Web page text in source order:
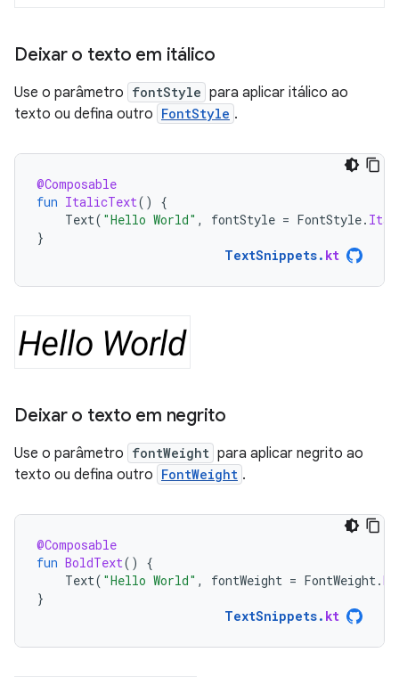
Deixar o texto em itálico
Use o parâmetro fontStyle para aplicar itálico ao
texto ou defina outro FontStyle .
@Composable
fun ItalicText()
{
Text( "Hello World" , fontStyle = FontStyle.
}
TextSnippets. kt
Deixar o texto em negrito
Use o parâmetro fontWeight para aplicar negrito ao
texto ou defina outro FontWeight .
@Composable
fun BoldText()
{
Text( "Hello World" , fontWeight = FontWeight.
}
TextSnippets. kt